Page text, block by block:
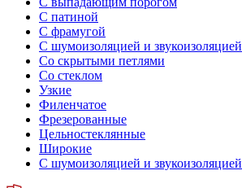
С патиной
С фрамугой
С шумоизоляцией и звукоизоляцией
Со скрытыми петлями
Со стеклом
Узкие
Филенчатое
Фрезерованные
Цельностеклянные
Широкие
С шумоизоляцией и звукоизоляцией